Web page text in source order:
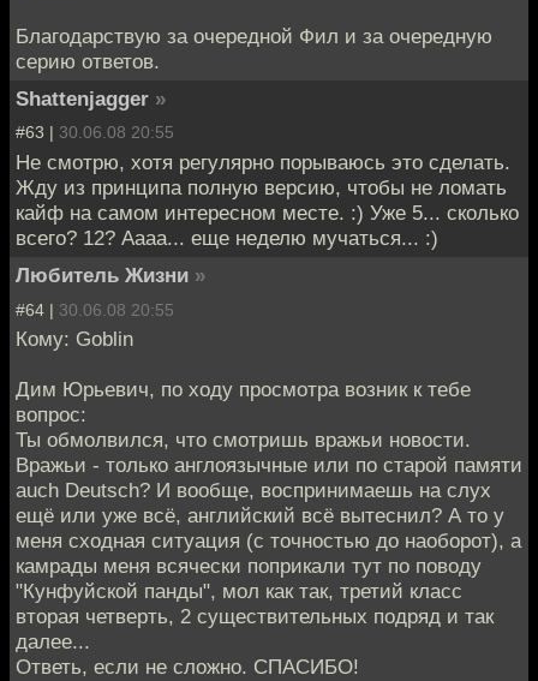
Благодарствую за очередной Фил и за очередную
серию ответов.
Shattenjagger »
#63 | 30.06.08 20:55
Не смотрю, хотя регулярно порываюсь это сделать.
Жду из принципа полную версию, чтобы не ломать
кайф на самом интересном месте. :) Уже 5... сколько
всего? 12? Аааа... еще неделю мучаться... :)
Любитель Жизни »
#64 | 30.06.08 20:55
Кому: Goblin
Дим Юрьевич, по ходу просмотра возник к тебе
вопрос:
Ты обмолвился, что смотришь вражьи новости.
Вражьи - только англоязычные или по старой памяти
auch Deutsch? И вообще, воспринимаешь на слух
ещё или уже всё, английский всё вытеснил? А то у
меня сходная ситуация (с точностью до наоборот), а
камрады меня всячески поприкали тут по поводу
"Кунфуйской панды", мол как так, третий класс
вторая четверть, 2 существительных подряд и так
далее...
Ответь, если не сложно. СПАСИБО!